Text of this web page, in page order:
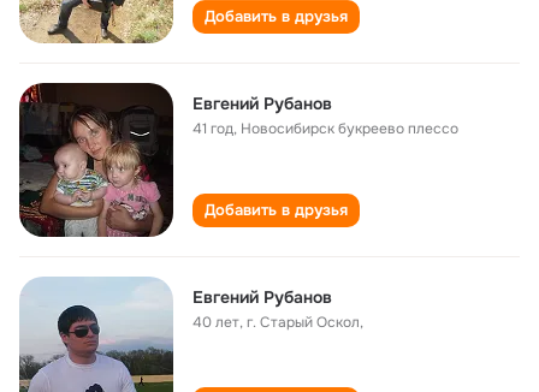
Добавить в друзья
Евгений Рубанов
41 год, Новосибирск букреево плессо
Добавить в друзья
Евгений Рубанов
40 лет,г. Старый Оскол,